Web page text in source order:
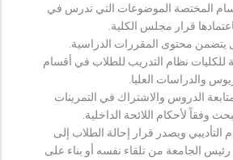
المختصة الموضوعات التي تدرس في
قرار مجلس الكلية.
يتضمن محتوى المقررات الدراسية.
للكليات نظام التدريب للطلاب في أقسام
والدراسات العليا.
الدروس والاشتراك في التمرينات
وفقاً لأحكام اللائحة الداخلية.
التأديبي ويصدر قرار إحالة الطلاب إلى
الجامعة من تلقاء نفسه أو بناء على